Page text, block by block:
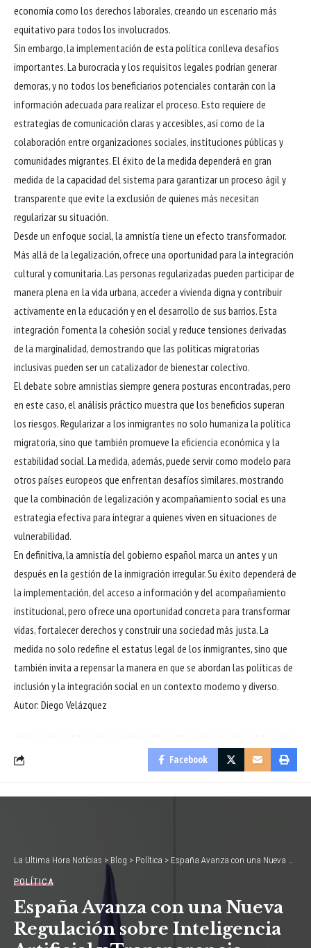
economía como los derechos laborales, creando un escenario más
equitativo para todos los involucrados.
Sin embargo, la implementación de esta política conlleva desafíos
importantes. La burocracia y los requisitos legales podrían generar
demoras, y no todos los beneficiarios potenciales contarán con la
información adecuada para realizar el proceso. Esto requiere de
estrategias de comunicación claras y accesibles, así como de la
colaboración entre organizaciones sociales, instituciones públicas y
comunidades migrantes. El éxito de la medida dependerá en gran
medida de la capacidad del sistema para garantizar un proceso ágil y
transparente que evite la exclusión de quienes más necesitan
regularizar su situación.
Desde un enfoque social, la amnistía tiene un efecto transformador.
Más allá de la legalización, ofrece una oportunidad para la integración
cultural y comunitaria. Las personas regularizadas pueden participar de
manera plena en la vida urbana, acceder a vivienda digna y contribuir
activamente en la educación y en el desarrollo de sus barrios. Esta
integración fomenta la cohesión social y reduce tensiones derivadas
de la marginalidad, demostrando que las políticas migratorias
inclusivas pueden ser un catalizador de bienestar colectivo.
El debate sobre amnistías siempre genera posturas encontradas, pero
en este caso, el análisis práctico muestra que los beneficios superan
los riesgos. Regularizar a los inmigrantes no solo humaniza la política
migratoria, sino que también promueve la eficiencia económica y la
estabilidad social. La medida, además, puede servir como modelo para
otros países europeos que enfrentan desafíos similares, mostrando
que la combinación de legalización y acompañamiento social es una
estrategia efectiva para integrar a quienes viven en situaciones de
vulnerabilidad.
En definitiva, la amnistía del gobierno español marca un antes y un
después en la gestión de la inmigración irregular. Su éxito dependerá de
la implementación, del acceso a información y del acompañamiento
institucional, pero ofrece una oportunidad concreta para transformar
vidas, fortalecer derechos y construir una sociedad más justa. La
medida no solo redefine el estatus legal de los inmigrantes, sino que
también invita a repensar la manera en que se abordan las políticas de
inclusión y la integración social en un contexto moderno y diverso.
Autor: Diego Velázquez
Facebook
La Ultima Hora Notícias > Blog > Política > España Avanza con una Nueva Regulación sobre Inteligencia Artificial y Transparencia Digital
POLÍTICA
España Avanza con una Nueva
Regulación sobre Inteligencia